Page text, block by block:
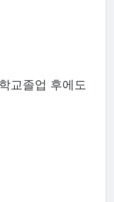
교졸업 후에도